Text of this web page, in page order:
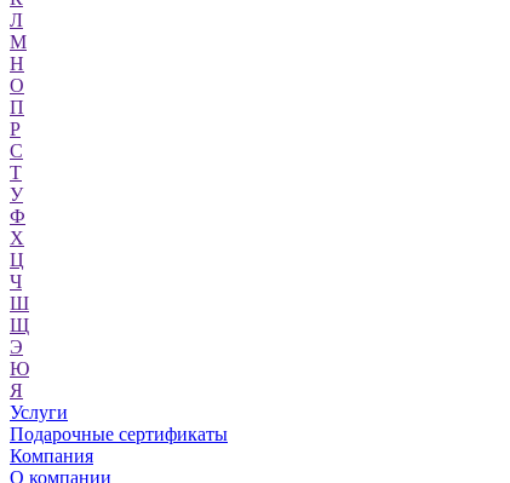
Л
М
Н
О
П
Р
С
Т
У
Ф
Х
Ц
Ч
Ш
Щ
Э
Ю
Я
Услуги
Подарочные сертификаты
Компания
О компании